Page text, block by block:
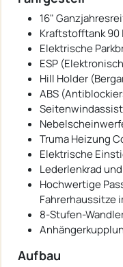
16"
Kraftstofftank 90
Elektrische
ESP
Hill Holder
ABS
Truma Heizung
Elektrische
Lederlenkrad
Hochwertige
Fahrerhaussitze
8-Stufen-
Aufbau